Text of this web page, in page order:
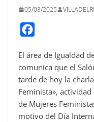
05/03/2025
c
e
b
o
o
El área de Igualdad
comunica que el
tarde de hoy la
Feminista»,
de Mujeres
motivo del Día